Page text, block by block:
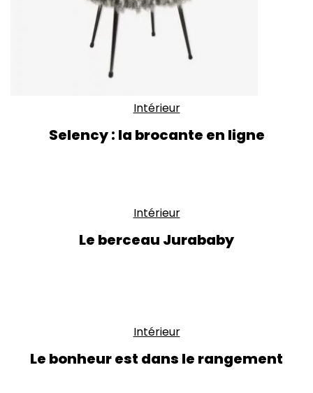
Intérieur
Selency : la brocante en ligne
Intérieur
Le berceau Jurababy
Intérieur
Le bonheur est dans le rangement